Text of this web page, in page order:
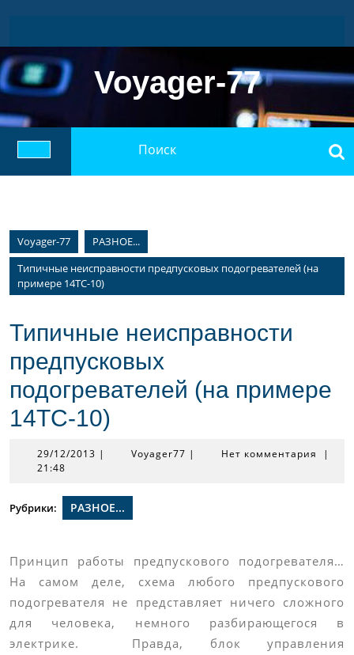
Voyager-77
Кнопка
Voyager-77
РАЗНОЕ...
Типичные неисправности предпусковых подогревателей (на
примере 14ТС-10)
Типичные неисправности
предпусковых
подогревателей (на примере
14ТС-10)
29/12/2013 29/12/2013
| Voyager77 Voyager77
| Нет комментария
|
21:48
Рубрики: РАЗНОЕ...
Принцип работы предпускового подогревателя…
На самом деле, схема любого предпускового
подогревателя не представляет ничего сложного
для человека, немного разбирающегося в
электрике. Правда, блок управления